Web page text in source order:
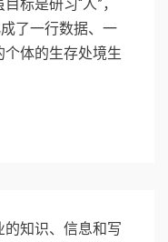
标是研习“人”，
了一行数据、一
体的生存处境生
知识、信息和写